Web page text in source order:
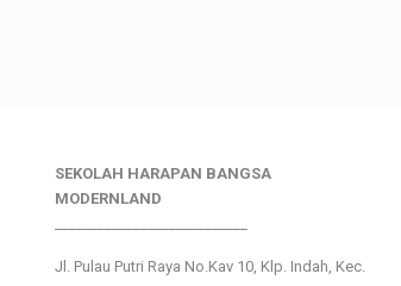
SEKOLAH HARAPAN BANGSA
MODERNLAND
Jl. Pulau Putri Raya No.Kav 10, Klp. Indah, Kec.